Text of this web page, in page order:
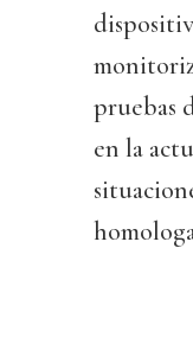
pruebas
en la